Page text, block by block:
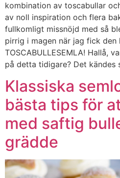
kombination av toscabullar
av noll inspiration och flera
fullkomligt missnöjd med så
pirrig i magen när jag fick den
TOSCABULLESEMLA! Hallå,
på detta tidigare? Det
Klassiska
bästa tips för
med saftig
grädde